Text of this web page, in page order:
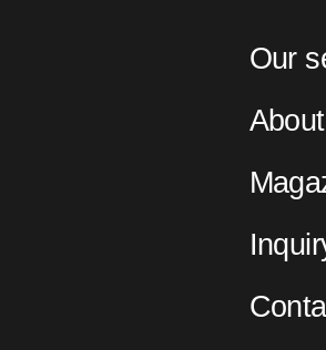
Our
About